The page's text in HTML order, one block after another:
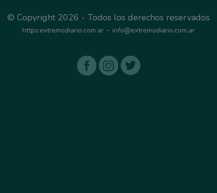
© Copyright 2026 - Todos los derechos reservados
https:extremodiario.com.ar - info@extremodiario.com.ar